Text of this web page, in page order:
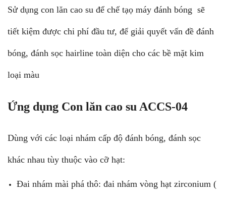
Sử dụng con lăn cao su để chế tạọ máy đánh bóng sẽ
tiết kiệm được chi phí đầu tư, để giải quyết vấn đề đánh
bóng, đánh sọc hairline toàn diện cho các bề mặt kim
loại màu
Ứng dụng Con lăn cao su ACCS-04
Dùng với các loại nhám cấp độ đánh bóng, đánh sọc
khác nhau tùy thuộc vào cỡ hạt:
Đai nhám mài phá thô: đai nhám vòng hạt zirconium (